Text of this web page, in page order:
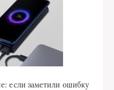
если заметили ошибку